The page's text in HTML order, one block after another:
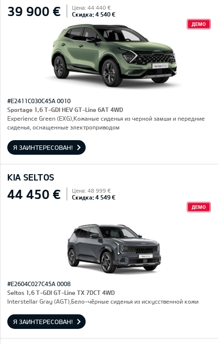
39 900 € Цена: 44 440 €
Скидка: 4 540 €
ДЕМО
#E2411C030C45A 0010
Sportage 1,6 T-GDI HEV GT-Line 6AT 4WD
Experience Green (EXG),Кожаные сиденья из черной замши и передние
сиденья, оснащенные электроприводом
Я ЗАИНТЕРЕСОВАН!
KIA SELTOS
44 450 € Цена: 48 999 €
Скидка: 4 549 €
ДЕМО
#E2604C027C45A 0008
Seltos 1,6 T-GDI GT-Line TX 7DCT 4WD
Interstellar Gray (AGT),Бело-чёрные сиденья из искусственной кожи
Я ЗАИНТЕРЕСОВАН!